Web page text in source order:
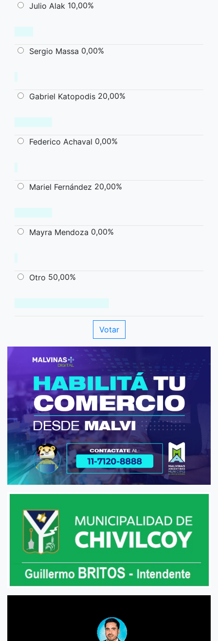
Julio Alak 10,00%
Sergio Massa 0,00%
Gabriel Katopodis 20,00%
Federico Achaval 0,00%
Mariel Fernández 20,00%
Mayra Mendoza 0,00%
Otro 50,00%